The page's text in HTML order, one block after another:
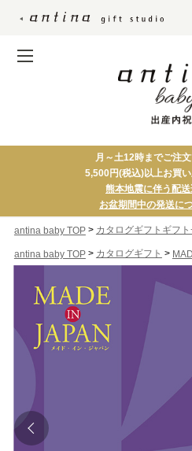
月～土12時までご注
5,500円(税込)以上お買
熊本地震に伴う配
お盆期間中の発送に
antina baby TOP> カタログギフトギフ
antina baby TOP> カタログギフト >